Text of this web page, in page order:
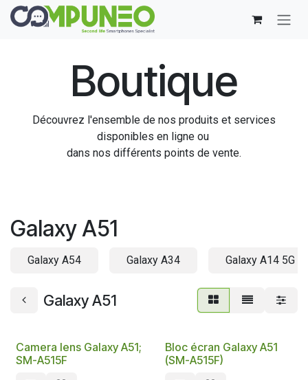
Se rendre au contenu
Boutique
Découvrez l'ensemble de nos produits et services
disponibles en ligne ou
dans nos différents points de vente.
Galaxy A51
Galaxy A54 Galaxy A34 Galaxy A14 5G
Galaxy A51
Camera lens Galaxy A51;
SM-A515F
Bloc écran Galaxy A51
(SM-A515F)